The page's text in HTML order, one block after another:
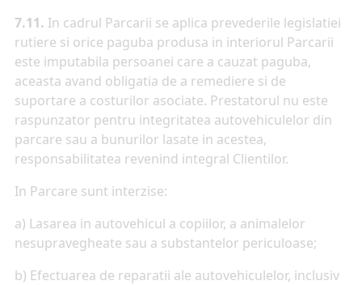
7.11. In cadrul Parcarii se aplica prevederile legislatiei
rutiere si orice paguba produsa in interiorul Parcarii
este imputabila persoanei care a cauzat paguba,
aceasta avand obligatia de a remediere si de
suportare a costurilor asociate. Prestatorul nu este
raspunzator pentru integritatea autovehiculelor din
parcare sau a bunurilor lasate in acestea,
responsabilitatea revenind integral Clientilor.
In Parcare sunt interzise:
a) Lasarea in autovehicul a copiilor, a animalelor
nesupravegheate sau a substantelor periculoase;
b) Efectuarea de reparatii ale autovehiculelor, inclusiv